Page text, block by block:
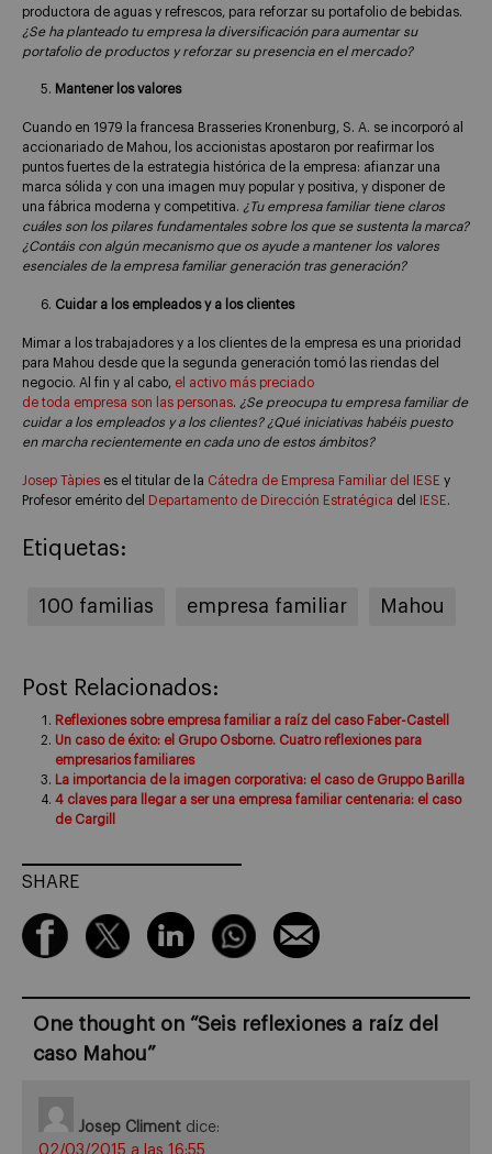
productora de aguas y refrescos, para reforzar su portafolio de bebidas.
¿Se ha planteado tu empresa la diversificación para aumentar su
portafolio de productos y reforzar su presencia en el mercado?
Mantener los valores
Cuando en 1979 la francesa Brasseries Kronenburg, S. A. se incorporó al
accionariado de Mahou, los accionistas apostaron por reafirmar los
puntos fuertes de la estrategia histórica de la empresa: afianzar una
marca sólida y con una imagen muy popular y positiva, y disponer de
una fábrica moderna y competitiva. ¿Tu empresa familiar tiene claros
cuáles son los pilares fundamentales sobre los que se sustenta la marca?
¿Contáis con algún mecanismo que os ayude a mantener los valores
esenciales de la empresa familiar generación tras generación?
Cuidar a los empleados y a los clientes
Mimar a los trabajadores y a los clientes de la empresa es una prioridad
para Mahou desde que la segunda generación tomó las riendas del
negocio. Al fin y al cabo, el activo más preciado
de toda empresa son las personas. ¿Se preocupa tu empresa familiar de
cuidar a los empleados y a los clientes? ¿Qué iniciativas habéis puesto
en marcha recientemente en cada uno de estos ámbitos?
Josep Tàpies es el titular de la Cátedra de Empresa Familiar del IESE y
Profesor emérito del
Departamento de Dirección Estratégica del IESE.
Etiquetas:
100 familias empresa familiar Mahou
Post Relacionados:
Reflexiones sobre empresa familiar a raíz del caso Faber-Castell
Un caso de éxito: el Grupo Osborne. Cuatro reflexiones para
empresarios familiares
La importancia de la imagen corporativa: el caso de Gruppo Barilla
4 claves para llegar a ser una empresa familiar centenaria: el caso
de Cargill
SHARE
One thought on “Seis reflexiones a raíz del
caso Mahou”
Josep Climent dice: